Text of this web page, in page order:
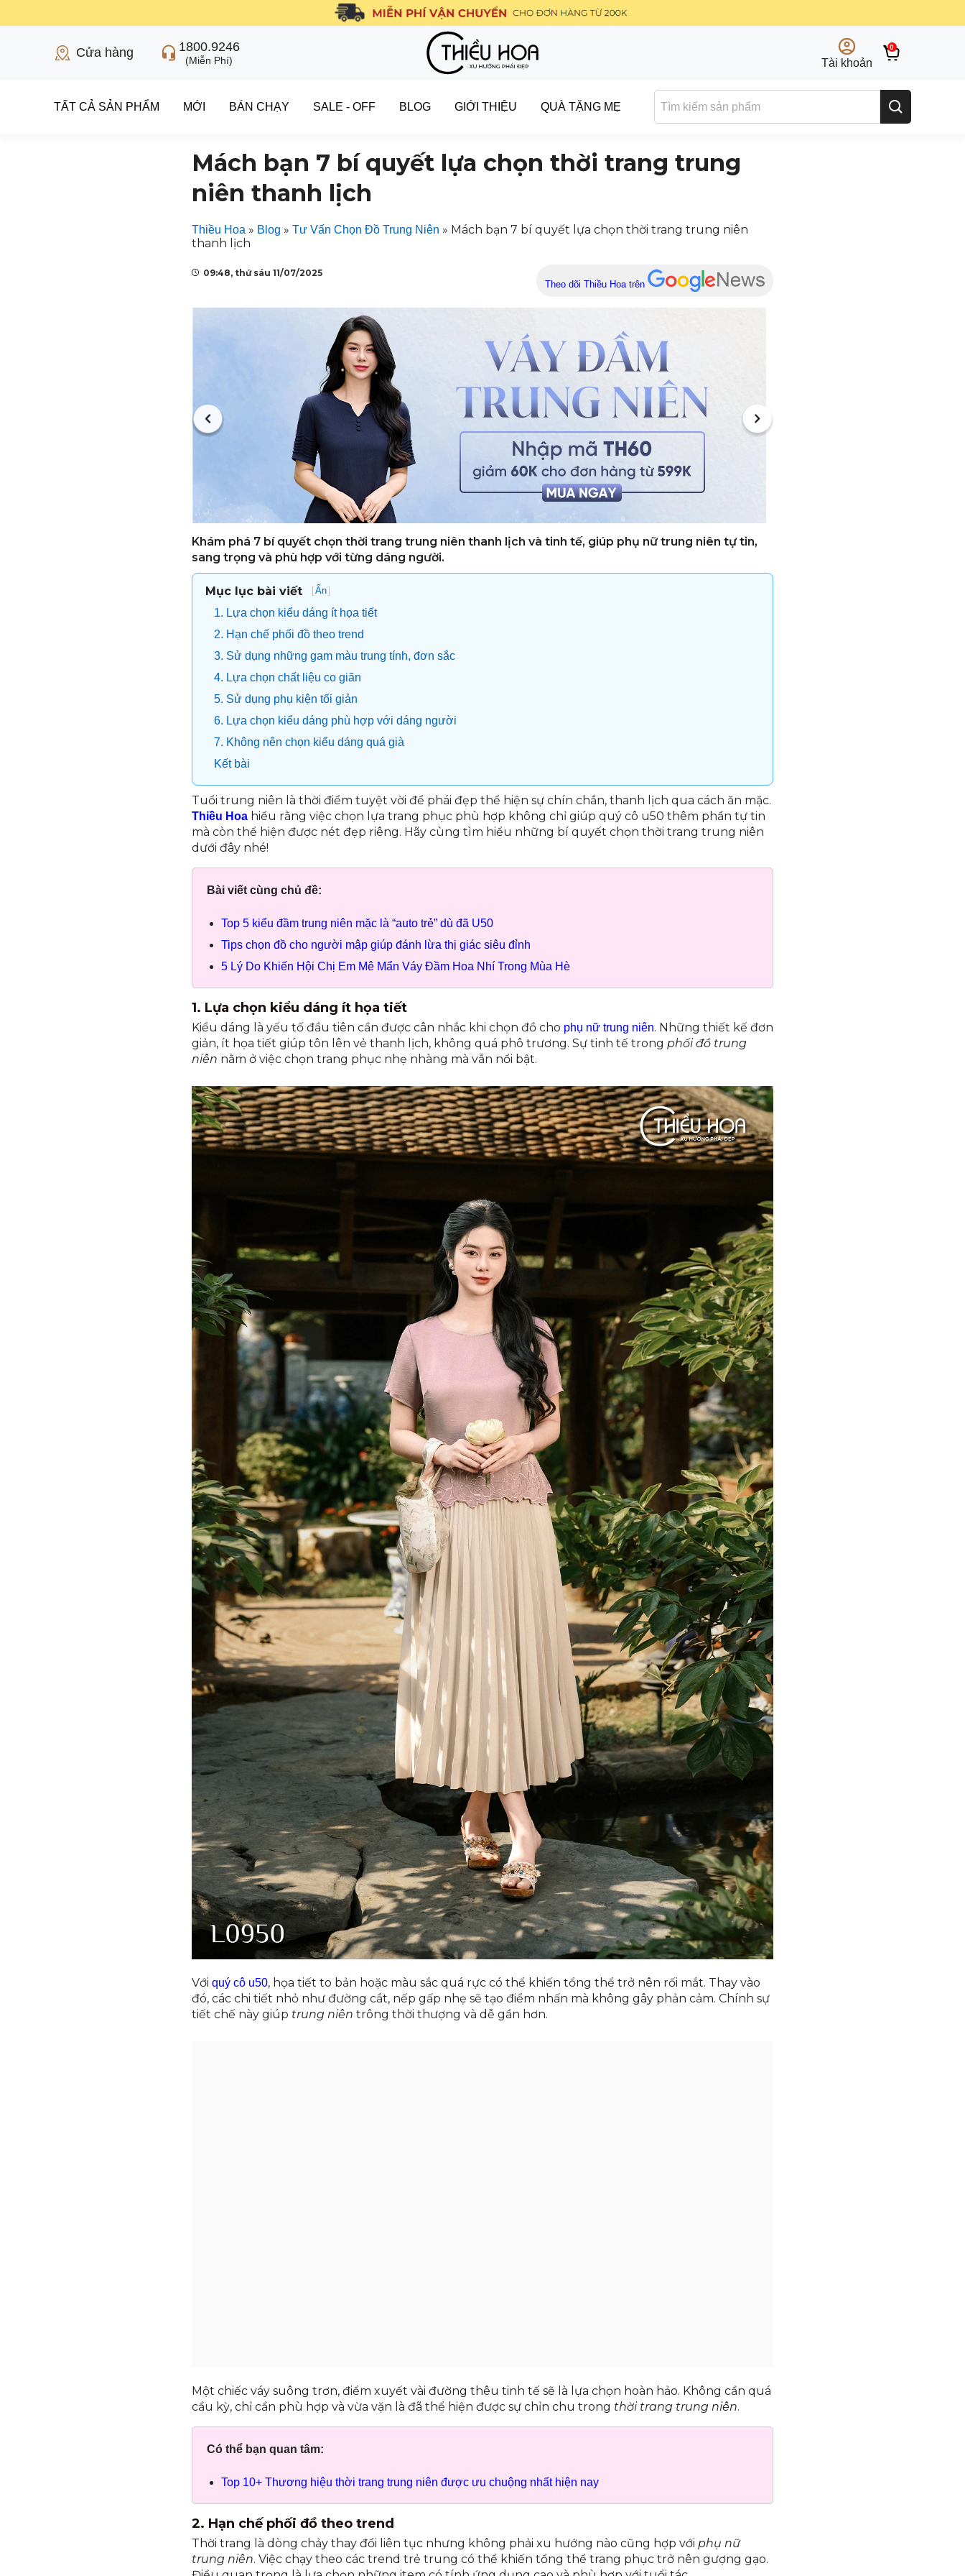
Cửa hàng 1800.9246
(Miễn Phí) Tài khoản
0
TẤT CẢ SẢN PHẨM MỚI BÁN CHẠY SALE - OFF BLOG GIỚI THIỆU QUÀ TẶNG MẸ
Mách bạn 7 bí quyết lựa chọn thời trang trung
niên thanh lịch
Thiều Hoa » Blog » Tư Vấn Chọn Đồ Trung Niên » Mách bạn 7 bí quyết lựa chọn thời trang trung niên
thanh lịch
09:48, thứ sáu 11/07/2025
Theo dõi Thiều Hoa trên
Khám phá 7 bí quyết chọn thời trang trung niên thanh lịch và tinh tế, giúp phụ nữ trung niên tự tin,
sang trọng và phù hợp với từng dáng người.
Mục lục bài viết [Ẩn]
1. Lựa chọn kiểu dáng ít họa tiết
2. Hạn chế phối đồ theo trend
3. Sử dụng những gam màu trung tính, đơn sắc
4. Lựa chọn chất liệu co giãn
5. Sử dụng phụ kiện tối giản
6. Lựa chọn kiểu dáng phù hợp với dáng người
7. Không nên chọn kiểu dáng quá già
Kết bài
Tuổi trung niên là thời điểm tuyệt vời để phái đẹp thể hiện sự chín chắn, thanh lịch qua cách ăn mặc.
Thiều Hoa hiểu rằng việc chọn lựa trang phục phù hợp không chỉ giúp quý cô u50 thêm phần tự tin
mà còn thể hiện được nét đẹp riêng. Hãy cùng tìm hiểu những bí quyết chọn thời trang trung niên
dưới đây nhé!
Bài viết cùng chủ đề:
Top 5 kiểu đầm trung niên mặc là “auto trẻ” dù đã U50
Tips chọn đồ cho người mập giúp đánh lừa thị giác siêu đỉnh
5 Lý Do Khiến Hội Chị Em Mê Mẩn Váy Đầm Hoa Nhí Trong Mùa Hè
1. Lựa chọn kiểu dáng ít họa tiết
Kiểu dáng là yếu tố đầu tiên cần được cân nhắc khi chọn đồ cho phụ nữ trung niên. Những thiết kế đơn
giản, ít họa tiết giúp tôn lên vẻ thanh lịch, không quá phô trương. Sự tinh tế trong phối đồ trung
niên nằm ở việc chọn trang phục nhẹ nhàng mà vẫn nổi bật.
Với quý cô u50, họa tiết to bản hoặc màu sắc quá rực có thể khiến tổng thể trở nên rối mắt. Thay vào
đó, các chi tiết nhỏ như đường cắt, nếp gấp nhẹ sẽ tạo điểm nhấn mà không gây phản cảm. Chính sự
tiết chế này giúp trung niên trông thời thượng và dễ gần hơn.